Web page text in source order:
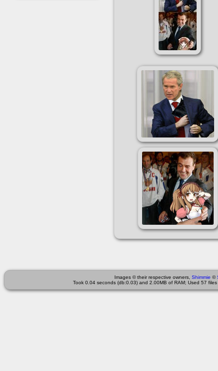
Images © their respective owners, Shimmie ©
Took 0.04 seconds (db:0.03) and 2.00MB of RAM; Used 57